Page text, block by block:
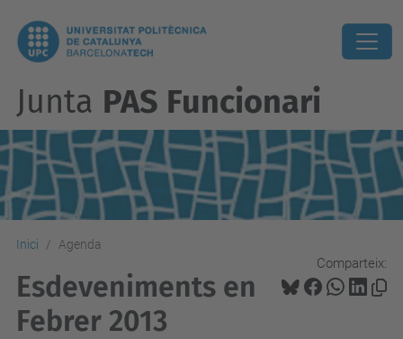
Junta PAS Funcionari
Inici Agenda
Comparteix:
Esdeveniments en
Febrer 2013